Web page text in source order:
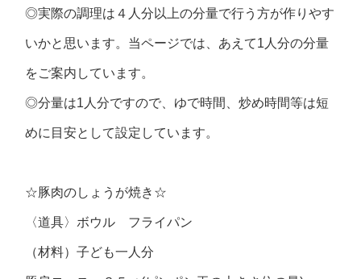
◎実際の調理は４人分以上の分量で行う方が作りやす
いかと思います。当ページでは、あえて1人分の分量
をご案内しています。
◎分量は1人分ですので、ゆで時間、炒め時間等は短
めに目安として設定しています。
☆豚肉のしょうが焼き☆
〈道具〉ボウル フライパン
（材料）子ども一人分